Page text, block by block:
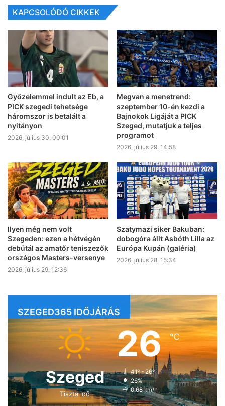
KAPCSOLÓDÓ CIKKEK
Győzelemmel indult az Eb, a
PICK szegedi tehetsége
háromszor is betalált a
nyitányon
2026, július 30. 00:01
Megvan a menetrend:
szeptember 10-én kezdi a
Bajnokok Ligáját a PICK
Szeged, mutatjuk a teljes
programot
2026, július 29. 14:58
Ilyen még nem volt
Szegeden: ezen a hétvégén
debütál az amatőr teniszezők
országos Masters-versenye
2026, július 29. 12:36
Szatymazi siker Bakuban:
dobogóra állt Asbóth Lilla az
Európa Kupán (galéria)
2026, július 28. 15:34
SZEGED365 IDŐJÁRÁS
Szeged
Tiszta idő
26℃
41º - 26º
26%
0.68 km/h